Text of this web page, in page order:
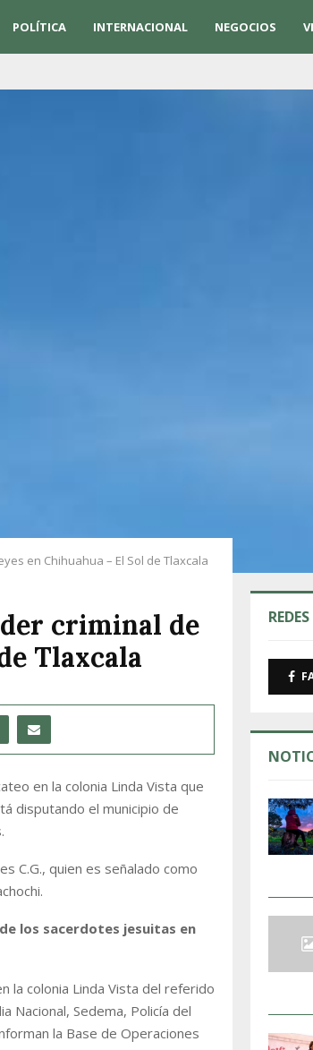
POLÍTICA INTERNACIONAL NEGOCIOS
en Chihuahua – El Sol de Tlaxcala
criminal de
Tlaxcala
en la colonia Linda Vista que
disputando el municipio de
C.G., quien es señalado como
los sacerdotes jesuitas en
la colonia Linda Vista del referido
Nacional, Sedema, Policía del
la Base de Operaciones